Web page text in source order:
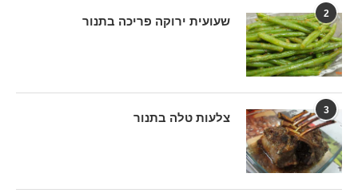
2
שעועית ירוקה פריכה בתנור
3
צלעות טלה בתנור